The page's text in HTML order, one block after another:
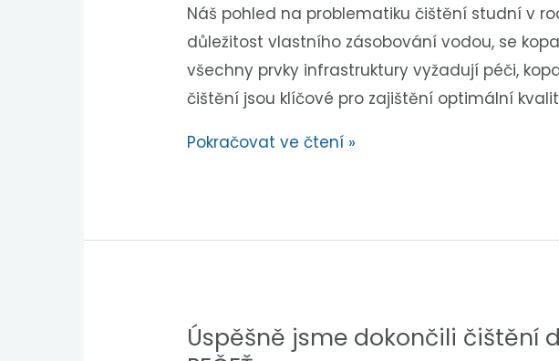
Náš pohled na problematiku čištění studní v
důležitost vlastního zásobování vodou, se
všechny prvky infrastruktury vyžadují péči,
čištění jsou klíčové pro zajištění optimální
Pokračovat ve čtení »
Úspěšně jsme dokončili čištění